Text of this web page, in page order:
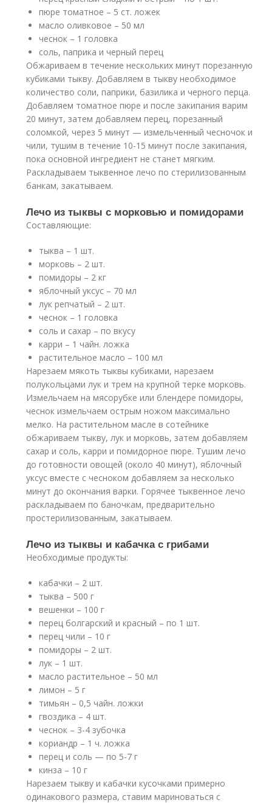
пюре томатное – 5 ст. ложек
масло оливковое – 50 мл
чеснок – 1 головка
соль, паприка и черный перец
Обжариваем в течение нескольких минут порезанную
кубиками тыкву. Добавляем в тыкву необходимое
количество соли, паприки, базилика и черного перца.
Добавляем томатное пюре и после закипания варим
20 минут, затем добавляем перец, порезанный
соломкой, через 5 минут — измельченный чесночок и
чили, тушим в течение 10-15 минут после закипания,
пока основной ингредиент не станет мягким.
Раскладываем тыквенное лечо по стерилизованным
банкам, закатываем.
Лечо из тыквы с морковью и помидорами
Составляющие:
тыква – 1 шт.
морковь – 2 шт.
помидоры – 2 кг
яблочный уксус – 70 мл
лук репчатый – 2 шт.
чеснок – 1 головка
соль и сахар – по вкусу
карри – 1 чайн. ложка
растительное масло – 100 мл
Нарезаем мякоть тыквы кубиками, нарезаем
полукольцами лук и трем на крупной терке морковь.
Измельчаем на мясорубке или блендере помидоры,
чеснок измельчаем острым ножом максимально
мелко. На растительном масле в сотейнике
обжариваем тыкву, лук и морковь, затем добавляем
сахар и соль, карри и помидорное пюре. Тушим лечо
до готовности овощей (около 40 минут), яблочный
уксус вместе с чесноком добавляем за несколько
минут до окончания варки. Горячее тыквенное лечо
раскладываем по баночкам, предварительно
простерилизованным, закатываем.
Лечо из тыквы и кабачка с грибами
Необходимые продукты:
кабачки – 2 шт.
тыква – 500 г
вешенки – 100 г
перец болгарский и красный – по 1 шт.
перец чили – 10 г
помидоры – 2 шт.
лук – 1 шт.
масло растительное – 50 мл
лимон – 5 г
тимьян – 0,5 чайн. ложки
гвоздика – 4 шт.
чеснок – 3-4 зубочка
кориандр – 1 ч. ложка
перец и соль — по 5-7 г
кинза – 10 г
Нарезаем тыкву и кабачки кусочками примерно
одинакового размера, ставим мариноваться с